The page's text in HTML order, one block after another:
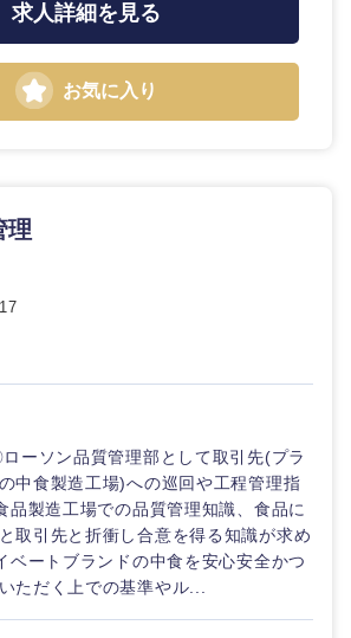
求人詳細を見る
お気に入り
理
ローソン品質管理部として取引先(プラ
中食製造工場)への巡回や工程管理指
品製造工場での品質管理知識、食品に
取引先と折衝し合意を得る知識が求め
ベートブランドの中食を安心安全かつ
ただく上での基準やル...